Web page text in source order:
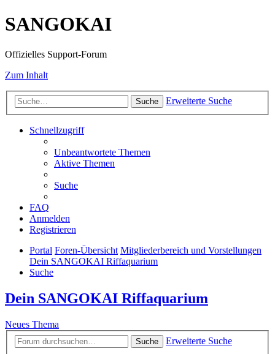
SANGOKAI
Offizielles Support-Forum
Zum Inhalt
Suche Erweiterte Suche
Schnellzugriff
Unbeantwortete Themen
Aktive Themen
Suche
FAQ
Anmelden
Registrieren
Portal Foren-Übersicht Mitgliederbereich und Vorstellungen
Dein SANGOKAI Riffaquarium
Suche
Dein SANGOKAI Riffaquarium
Neues Thema
Suche
Erweiterte Suche